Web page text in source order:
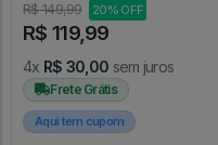
R$ 149,99 20% OFF
R$ 119,99
4x R$ 30,00 sem juros
Frete Grátis
Aqui tem cupom